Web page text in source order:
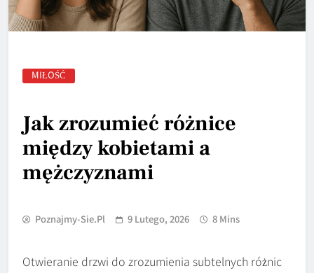
MIŁOŚĆ
Jak zrozumieć różnice
między kobietami a
mężczyznami
Poznajmy-Sie.pl 9 Lutego, 2026 8 Mins
Otwieranie drzwi do zrozumienia subtelnych różnic